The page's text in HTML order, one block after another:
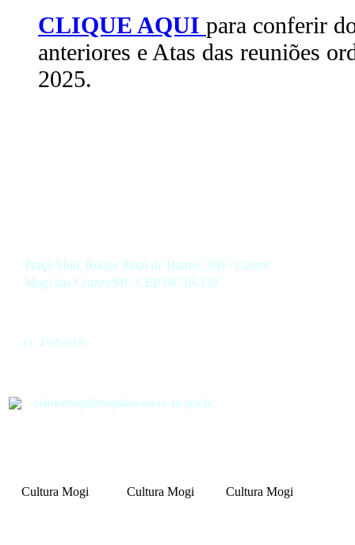
CLIQUE AQUI para conferir
anteriores e Atas das reuniões
2025.
Praça Mon. Roque Pinto de Barros, 360 - Centro
Mogi das Cruzes/SP - CEP 08710-330
11 4798-6900
culturamogi@mogidascruzes.sp.gov.br
Cultura Mogi Cultura Mogi Cultura Mogi